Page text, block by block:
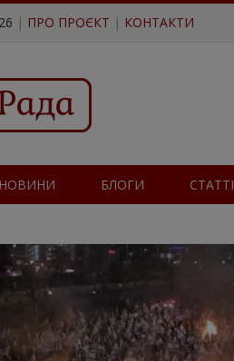
| ПРО ПРОЄКТ | КОНТАКТИ
НОВИНИ БЛОГИ СТАТТІ